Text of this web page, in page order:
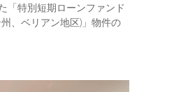
「特別短期ローンファンド
、ベリアン地区)」物件の